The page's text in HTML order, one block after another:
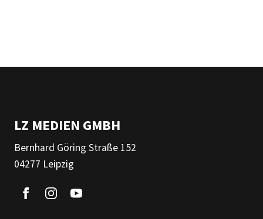
LZ MEDIEN GMBH
Bernhard Göring Straße 152
04277 Leipzig